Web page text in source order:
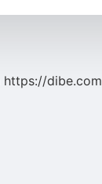
https://